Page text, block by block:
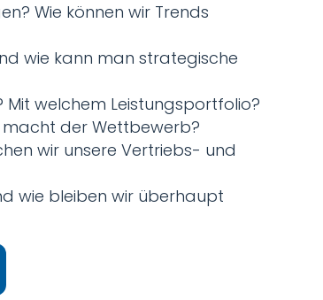
Wie können wir Trends
wie kann man strategische
welchem Leistungsportfolio?
macht der Wettbewerb?
wir unsere Vertriebs- und
wie bleiben wir überhaupt